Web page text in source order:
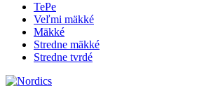
TePe
Veľmi mäkké
Mäkké
Stredne mäkké
Stredne tvrdé